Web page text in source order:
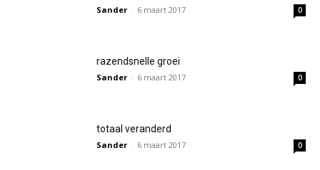
Sander - 6 maart 2017 0
razendsnelle groei
Sander - 6 maart 2017 0
totaal veranderd
Sander - 6 maart 2017 0